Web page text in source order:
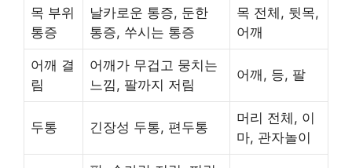
목 부위
통증
날카로운 통증, 둔한
통증, 쑤시는 통증
목 전체, 뒷목,
어깨
어깨 결
림
어깨가 무겁고 뭉치는
느낌, 팔까지 저림
어깨, 등, 팔
두통 긴장성 두통, 편두통
머리 전체, 이
마, 관자놀이